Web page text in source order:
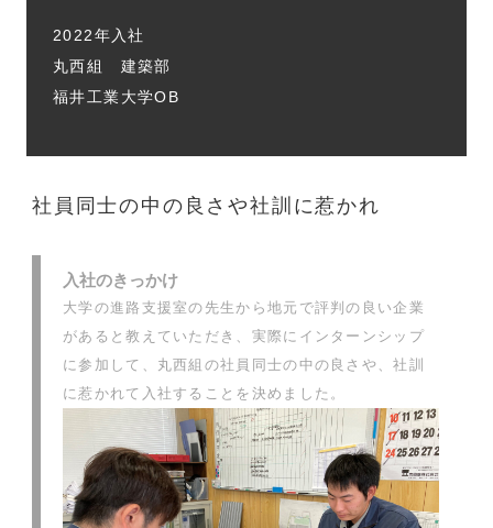
2022年入社
丸西組 建築部
福井工業大学OB
社員同士の中の良さや社訓に惹かれ
入社のきっかけ
大学の進路支援室の先生から地元で評判の良い企業
があると教えていただき、実際にインターンシップ
に参加して、丸西組の社員同士の中の良さや、社訓
に惹かれて入社することを決めました。